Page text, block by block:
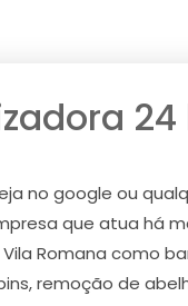
no google ou
que atua há
Romana como
remoção de